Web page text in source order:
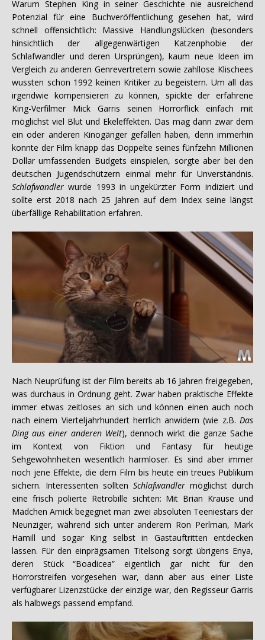
Warum Stephen King in seiner Geschichte nie ausreichend
Potenzial für eine Buchveröffentlichung gesehen hat, wird
schnell offensichtlich: Massive Handlungslücken (besonders
hinsichtlich der allgegenwärtigen Katzenphobie der
Schlafwandler und deren Ursprüngen), kaum neue Ideen im
Vergleich zu anderen Genrevertretern sowie zahllose Klischees
wussten schon 1992 keinen Kritiker zu begeistern. Um all das
irgendwie kompensieren zu können, spickte der erfahrene
King-Verfilmer Mick Garris seinen Horrorflick einfach mit
möglichst viel Blut und Ekeleffekten. Das mag dann zwar dem
ein oder anderen Kinogänger gefallen haben, denn immerhin
konnte der Film knapp das Doppelte seines fünfzehn Millionen
Dollar umfassenden Budgets einspielen, sorgte aber bei den
deutschen Jugendschützern einmal mehr für Unverständnis.
Schlafwandlerwurde 1993 in ungekürzter Form indiziert und
sollte erst 2018 nach 25 Jahren auf dem Index seine längst
überfällige Rehabilitation erfahren.
Nach Neuprüfung ist der Film bereits ab 16 Jahren freigegeben,
was durchaus in Ordnung geht. Zwar haben praktische Effekte
immer etwas zeitloses an sich und können einen auch noch
nach einem Vierteljahrhundert herrlich anwidern (wie z.B. Das
Ding aus einer anderen Welt), dennoch wirkt die ganze Sache
im Kontext von Fiktion und Fantasy für heutige
Sehgewohnheiten wesentlich harmloser. Es sind aber immer
noch jene Effekte, die dem Film bis heute ein treues Publikum
sichern. Interessenten sollten Schlafwandler möglichst durch
eine frisch polierte Retrobille sichten: Mit Brian Krause und
Mädchen Amick begegnet man zwei absoluten Teeniestars der
Neunziger, während sich unter anderem Ron Perlman, Mark
Hamill und sogar King selbst in Gastauftritten entdecken
lassen. Für den einprägsamen Titelsong sorgt übrigens Enya,
deren Stück “Boadicea” eigentlich gar nicht für den
Horrorstreifen vorgesehen war, dann aber aus einer Liste
verfügbarer Lizenzstücke der einzige war, den Regisseur Garris
als halbwegs passend empfand.